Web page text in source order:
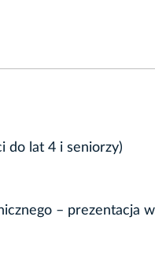
do lat 4 i seniorzy)
– prezentacja